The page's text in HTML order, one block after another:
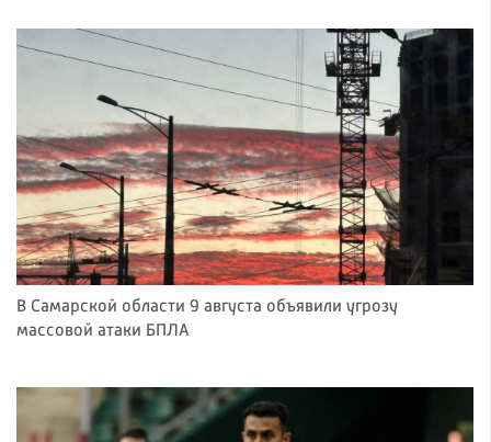
В Самарской области 9 августа объявили угрозу
массовой атаки БПЛА